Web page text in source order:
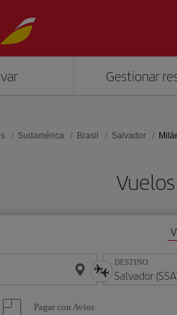
Gestionar
Sudamérica Brasil Salvador
DESTINO
Pagar con Avios